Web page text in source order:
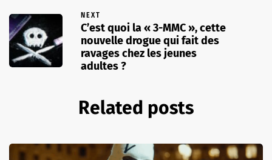
NEXT
C’est quoi la « 3-MMC », cette
nouvelle drogue qui fait des
ravages chez les jeunes
adultes ?
Related posts